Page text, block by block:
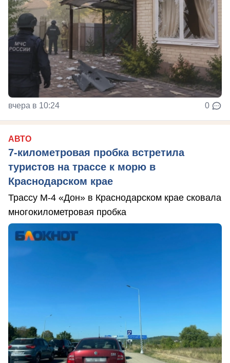
вчера в 10:24 0
АВТО
7-километровая пробка встретила
туристов на трассе к морю в
Краснодарском крае
Трассу М-4 «Дон» в Краснодарском крае сковала
многокилометровая пробка